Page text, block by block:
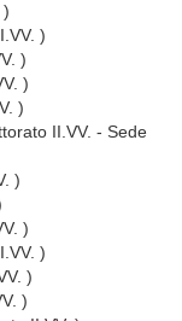
)
)
)
)
)
II.VV. - Sede
)
)
)
)
)